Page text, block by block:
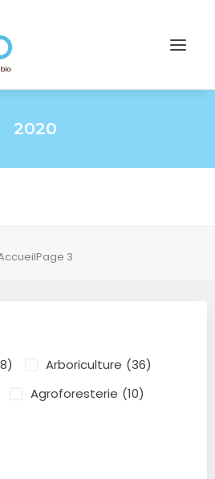
2020
Page 3
Arboriculture (36)
Agroforesterie (10)